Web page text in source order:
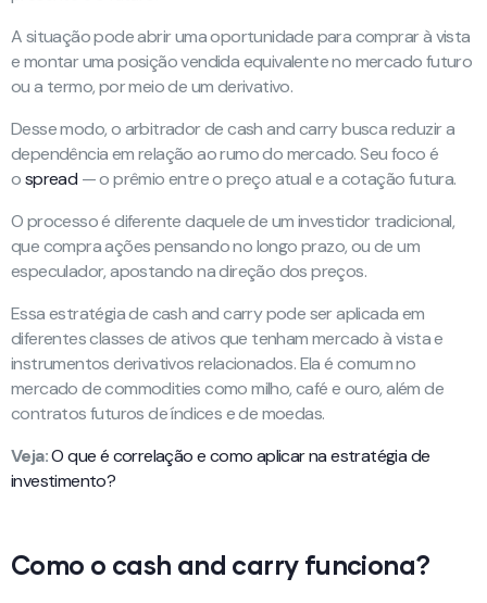
A situação pode abrir uma oportunidade para comprar à vista
e montar uma posição vendida equivalente no mercado futuro
ou a termo, por meio de um derivativo.
Desse modo, o arbitrador de cash and carry busca reduzir a
dependência em relação ao rumo do mercado. Seu foco é
ospread — o prêmio entre o preço atual e a cotação futura.
O processo é diferente daquele de um investidor tradicional,
que compra ações pensando no longo prazo, ou de um
especulador, apostando na direção dos preços.
Essa estratégia de cash and carry pode ser aplicada em
diferentes classes de ativos que tenham mercado à vista e
instrumentos derivativos relacionados. Ela é comum no
mercado de commodities como milho, café e ouro, além de
contratos futuros de índices e de moedas.
Veja:O que é correlação e como aplicar na estratégia de
investimento?
Como o cash and carry funciona?